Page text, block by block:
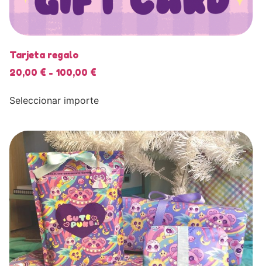
Tarjeta regalo
20,00 € - 100,00 €
Seleccionar importe